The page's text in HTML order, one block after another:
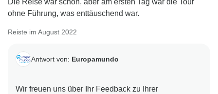
Die Reise war schön, aber am ersten Tag war die Tour
ohne Führung, was enttäuschend war.
Reiste im August 2022
Antwort von: Europamundo
Wir freuen uns über Ihr Feedback zu Ihrer